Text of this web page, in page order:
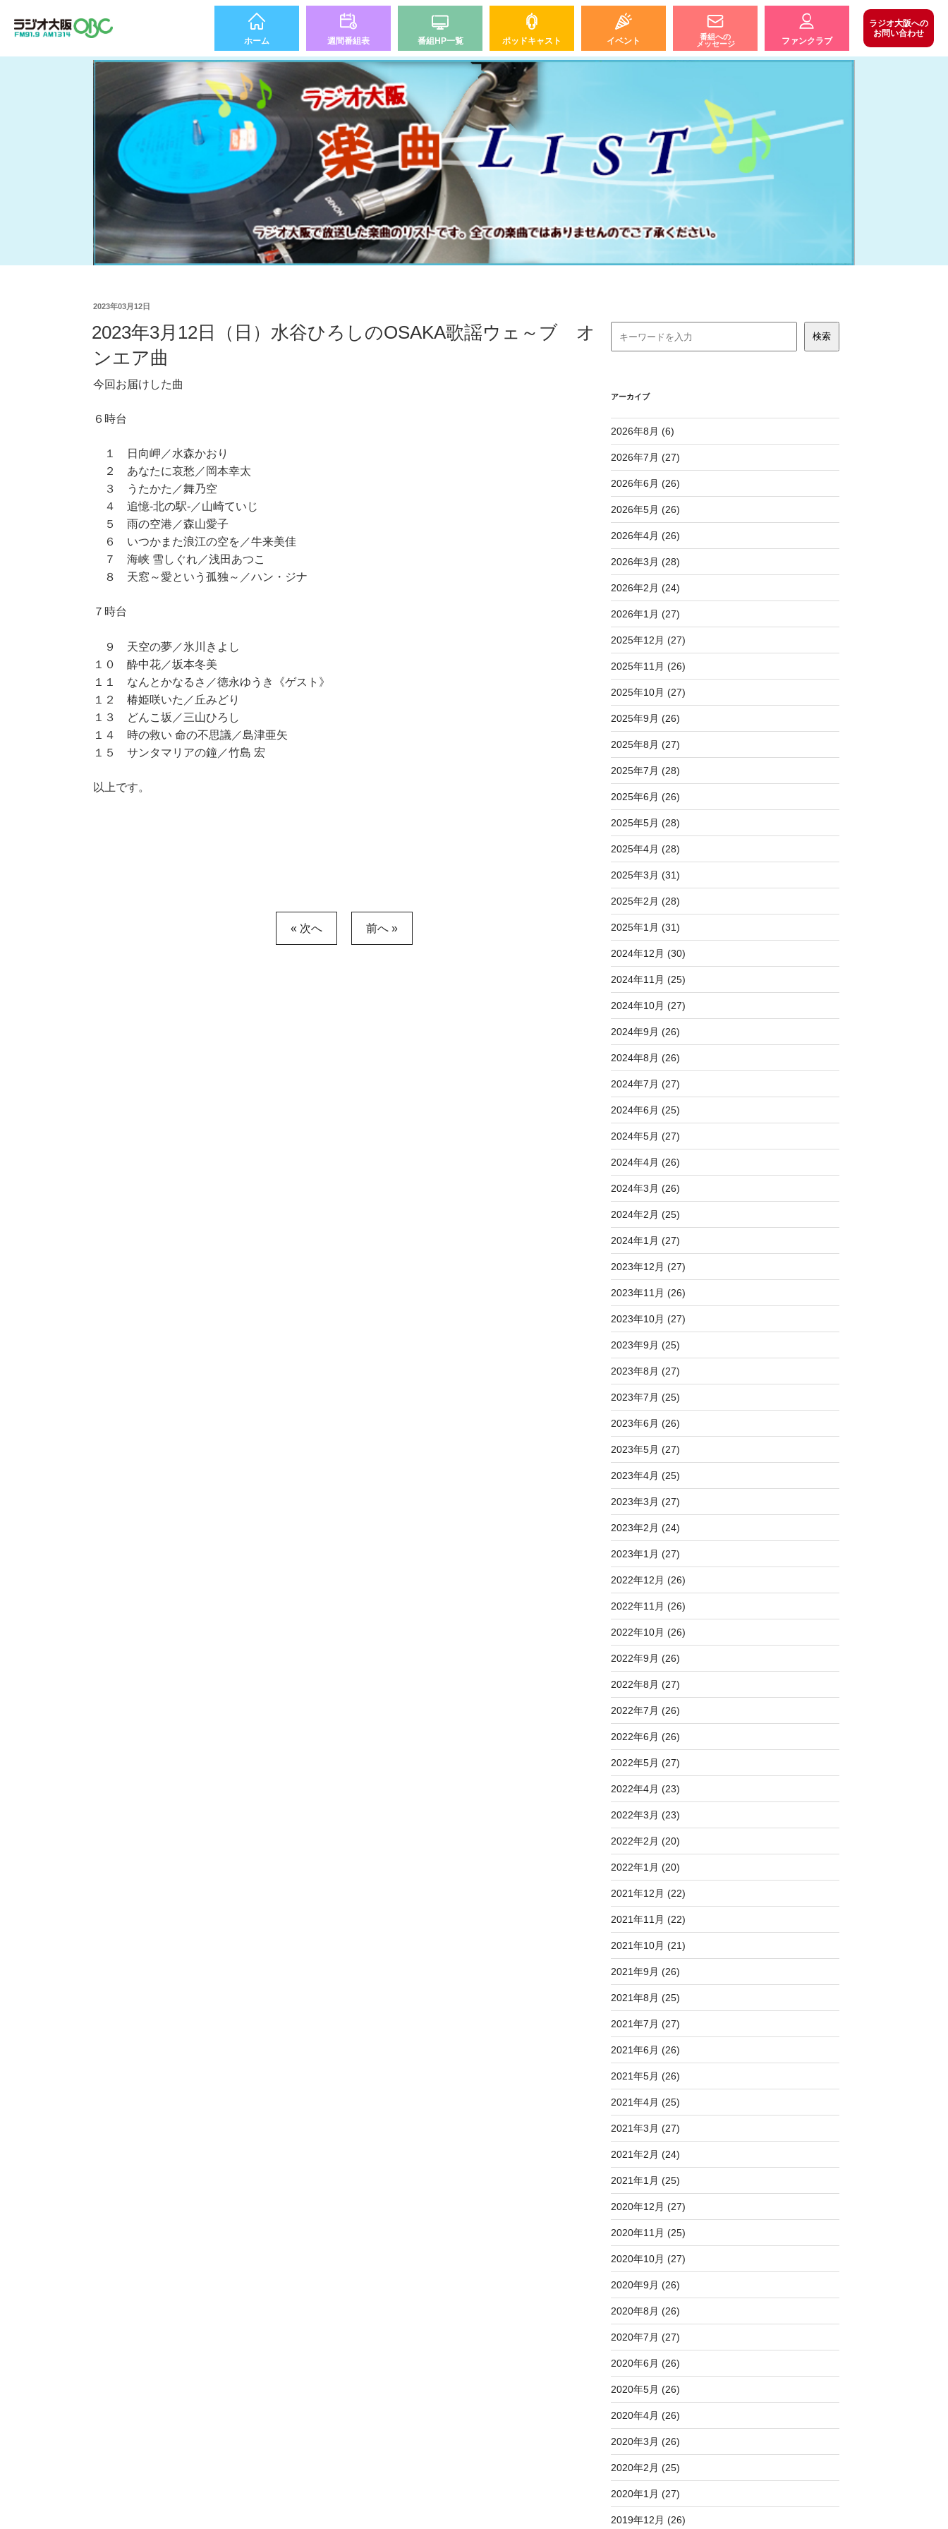
ホーム 週間番組表 番組HP一覧 ポッドキャスト イベント
番組への
メッセージ
ファンクラブ
ラジオ大阪への
お問い合わせ
2023年03月12日
2023年3月12日（日）水谷ひろしのOSAKA歌謡ウェ～ブ オ
ンエア曲
今回お届けした曲
６時台
１ 日向岬／水森かおり
２ あなたに哀愁／岡本幸太
３ うたかた／舞乃空
４ 追憶‐北の駅‐／山崎ていじ
５ 雨の空港／森山愛子
６ いつかまた浪江の空を／牛来美佳
７ 海峡 雪しぐれ／浅田あつこ
８ 天窓～愛という孤独～／ハン・ジナ
７時台
９ 天空の夢／氷川きよし
１０ 酔中花／坂本冬美
１１ なんとかなるさ／徳永ゆうき《ゲスト》
１２ 椿姫咲いた／丘みどり
１３ どんこ坂／三山ひろし
１４ 時の救い 命の不思議／島津亜矢
１５ サンタマリアの鐘／竹島 宏
以上です。
« 次へ 前へ »
アーカイブ
2026年8月 (6)
2026年7月 (27)
2026年6月 (26)
2026年5月 (26)
2026年4月 (26)
2026年3月 (28)
2026年2月 (24)
2026年1月 (27)
2025年12月 (27)
2025年11月 (26)
2025年10月 (27)
2025年9月 (26)
2025年8月 (27)
2025年7月 (28)
2025年6月 (26)
2025年5月 (28)
2025年4月 (28)
2025年3月 (31)
2025年2月 (28)
2025年1月 (31)
2024年12月 (30)
2024年11月 (25)
2024年10月 (27)
2024年9月 (26)
2024年8月 (26)
2024年7月 (27)
2024年6月 (25)
2024年5月 (27)
2024年4月 (26)
2024年3月 (26)
2024年2月 (25)
2024年1月 (27)
2023年12月 (27)
2023年11月 (26)
2023年10月 (27)
2023年9月 (25)
2023年8月 (27)
2023年7月 (25)
2023年6月 (26)
2023年5月 (27)
2023年4月 (25)
2023年3月 (27)
2023年2月 (24)
2023年1月 (27)
2022年12月 (26)
2022年11月 (26)
2022年10月 (26)
2022年9月 (26)
2022年8月 (27)
2022年7月 (26)
2022年6月 (26)
2022年5月 (27)
2022年4月 (23)
2022年3月 (23)
2022年2月 (20)
2022年1月 (20)
2021年12月 (22)
2021年11月 (22)
2021年10月 (21)
2021年9月 (26)
2021年8月 (25)
2021年7月 (27)
2021年6月 (26)
2021年5月 (26)
2021年4月 (25)
2021年3月 (27)
2021年2月 (24)
2021年1月 (25)
2020年12月 (27)
2020年11月 (25)
2020年10月 (27)
2020年9月 (26)
2020年8月 (26)
2020年7月 (27)
2020年6月 (26)
2020年5月 (26)
2020年4月 (26)
2020年3月 (26)
2020年2月 (25)
2020年1月 (27)
2019年12月 (26)